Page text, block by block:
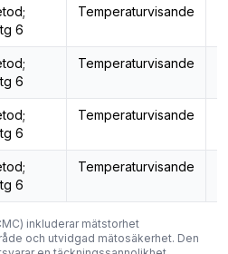
6
Temperaturvisande
6
Temperaturvisande
6
Temperaturvisande
6
Temperaturvisande
inkluderar mätstorhet
och utvidgad mätosäkerhet. Den